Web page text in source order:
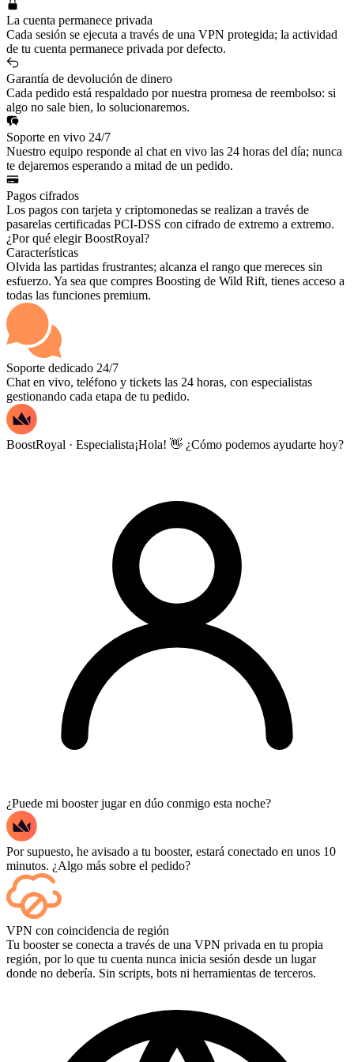
La cuenta permanece privada
Cada sesión se ejecuta a través de una VPN protegida; la actividad
de tu cuenta permanece privada por defecto.
Garantía de devolución de dinero
Cada pedido está respaldado por nuestra promesa de reembolso: si
algo no sale bien, lo solucionaremos.
Soporte en vivo 24/7
Nuestro equipo responde al chat en vivo las 24 horas del día; nunca
te dejaremos esperando a mitad de un pedido.
Pagos cifrados
Los pagos con tarjeta y criptomonedas se realizan a través de
pasarelas certificadas PCI-DSS con cifrado de extremo a extremo.
¿Por qué elegir BoostRoyal?
Características
Olvida las partidas frustrantes; alcanza el rango que mereces sin
esfuerzo. Ya sea que compres Boosting de Wild Rift, tienes acceso a
todas las funciones premium.
Soporte dedicado 24/7
Chat en vivo, teléfono y tickets las 24 horas, con especialistas
gestionando cada etapa de tu pedido.
BoostRoyal · Especialista¡Hola! 👋 ¿Cómo podemos ayudarte hoy?
¿Puede mi booster jugar en dúo conmigo esta noche?
Por supuesto, he avisado a tu booster, estará conectado en unos 10
minutos. ¿Algo más sobre el pedido?
Sí, cada partida aparece en tu panel de control a medida que termina,
y si quieres ver las partidas en sí, añade Streaming al finalizar la
compra.
VPN con coincidencia de región
Tu booster se conecta a través de una VPN privada en tu propia
región, por lo que tu cuenta nunca inicia sesión desde un lugar
donde no debería. Sin scripts, bots ni herramientas de terceros.